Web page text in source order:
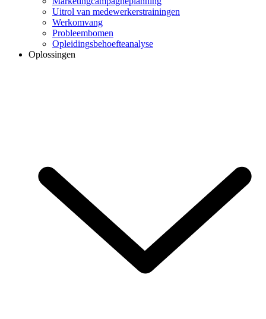
Uitrol van medewerkerstrainingen
Werkomvang
Probleembomen
Opleidingsbehoefteanalyse
Oplossingen